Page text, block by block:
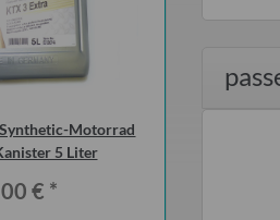
Motorrad
5 Liter
€ *